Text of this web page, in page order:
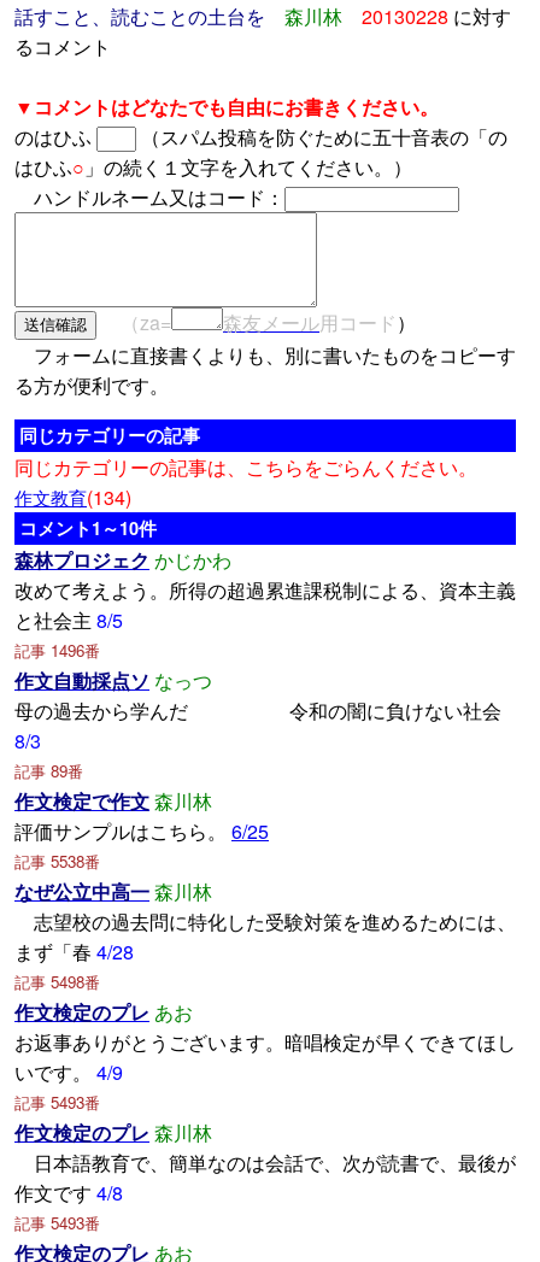
話すこと、読むことの土台を 森川林 20130228 に対す
るコメント
▼コメントはどなたでも自由にお書きください。
のはひふ
（スパム投稿を防ぐために五十音表の「の
はひふ○ 」の続く１文字を入れてください。）
ハンドルネーム又はコード：
（za= 森友メール用コード）
フォームに直接書くよりも、別に書いたものをコピーす
る方が便利です。
同じカテゴリーの記事
同じカテゴリーの記事は、こちらをごらんください。
作文教育(134)
コメント1～10件
森林プロジェク かじかわ
改めて考えよう。所得の超過累進課税制による、資本主義
と社会主 8/5
記事 1496番
作文自動採点ソ なっつ
母の過去から学んだ 令和の闇に負けない社会
8/3
記事 89番
作文検定で作文森川林
評価サンプルはこちら。 6/25
記事 5538番
なぜ公立中高一森川林
志望校の過去問に特化した受験対策を進めるためには、
まず「春 4/28
記事 5498番
作文検定のプレ あお
お返事ありがとうございます。暗唱検定が早くできてほし
いです。
4/9
記事 5493番
作文検定のプレ 森川林
日本語教育で、簡単なのは会話で、次が読書で、最後が
作文です 4/8
記事 5493番
作文検定のプレ あお